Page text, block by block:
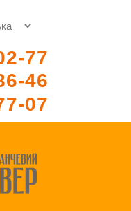
77
46
07